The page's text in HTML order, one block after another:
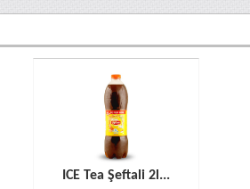
ICE Tea Şeftali 2l...